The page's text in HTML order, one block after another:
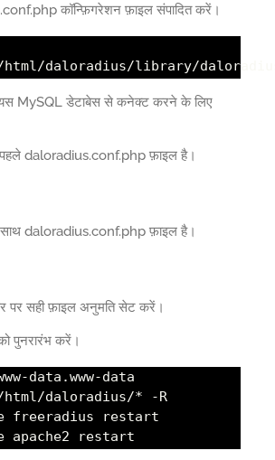
कॉन्फ़िगरेशन फ़ाइल संपादित करें।
html/daloradius/library/
MySQL डेटाबेस से कनेक्ट करने के लिए
पहले daloradius.conf.php फ़ाइल है।
साथ daloradius.conf.php फ़ाइल है।
पर सही फ़ाइल अनुमति सेट करें।
पुनरारंभ करें।
data.www-data
html/daloradius/* -R
freeradius restart
apache2 restart